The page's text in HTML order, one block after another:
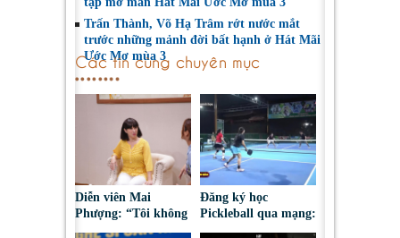
Trấn Thành, Võ Hạ Trâm rớt nước mắt
trước những mảnh đời bất hạnh ở Hát Mãi
Ước Mơ mùa 3
Các tin cùng chuyên mục
Diễn viên Mai
Phượng: “Tôi không
bao giờ hối hận về
Đăng ký học
Pickleball qua mạng:
Nguy cơ bị chiếm